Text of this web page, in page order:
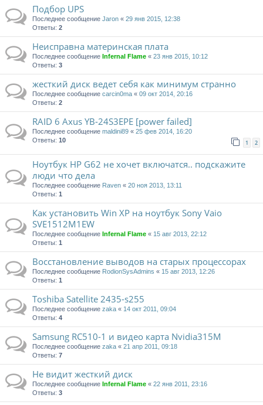
Подбор UPS
Последнее сообщение Jaron « 29 янв 2015, 12:38
Ответы: 2
Неисправна материнская плата
Последнее сообщение Infernal Flame « 23 янв 2015, 10:12
Ответы: 3
жесткий диск ведет себя как минимум странно
Последнее сообщение carcin0ma « 09 окт 2014, 20:16
Ответы: 2
RAID 6 Axus YB-24S3EPE [power failed]
Последнее сообщение maldini89 « 25 фев 2014, 16:20
Ответы: 10 1 2
Ноутбук HP G62 не хочет включатся.. подскажите
люди что дела
Последнее сообщение Raven « 20 ноя 2013, 13:11
Ответы: 1
Как установить Win XP на ноутбук Sony Vaio
SVE1512M1EW
Последнее сообщение Infernal Flame « 15 авг 2013, 22:12
Ответы: 1
Восстановление выводов на старых процессорах
Последнее сообщение RodionSysAdmins « 15 авг 2013, 12:26
Ответы: 1
Toshiba Satellite 2435-s255
Последнее сообщение zaka « 14 окт 2011, 09:04
Ответы: 4
Samsung RC510-1 и видео карта Nvidia315М
Последнее сообщение zaka « 21 апр 2011, 09:18
Ответы: 7
Не видит жесткий диск
Последнее сообщение Infernal Flame « 22 янв 2011, 23:16
Ответы: 3